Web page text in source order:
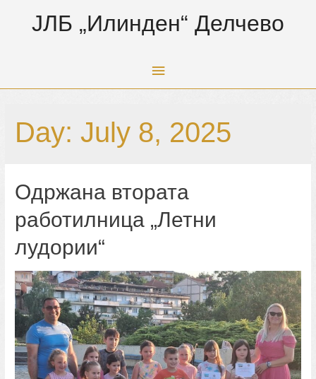
ЈЛБ „Илинден“ Делчево
Main
Day:July 8, 2025
Oдржана втората
работилница „Летни
лудории“